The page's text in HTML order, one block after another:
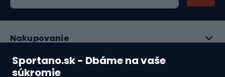
Sportano.sk - Dbáme na vaše
súkromie
Nakupovanie
Služby zákazníkom